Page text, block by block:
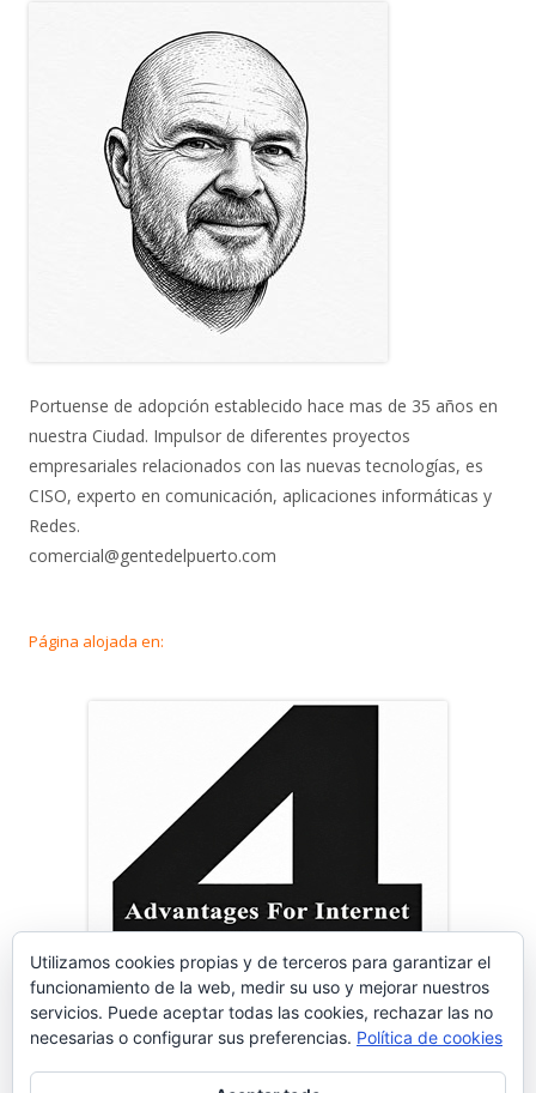
Portuense de adopción establecido hace mas de 35 años en
nuestra Ciudad. Impulsor de diferentes proyectos
empresariales relacionados con las nuevas tecnologías, es
CISO, experto en comunicación, aplicaciones informáticas y
Redes.
comercial@gentedelpuerto.com
Página alojada en:
Utilizamos cookies propias y de terceros para garantizar el
funcionamiento de la web, medir su uso y mejorar nuestros
servicios. Puede aceptar todas las cookies, rechazar las no
necesarias o configurar sus preferencias. Política de cookies